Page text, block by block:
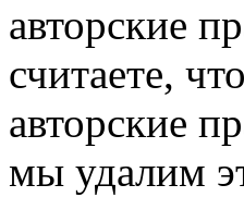
авторские
считаете,
авторские
мы удалим